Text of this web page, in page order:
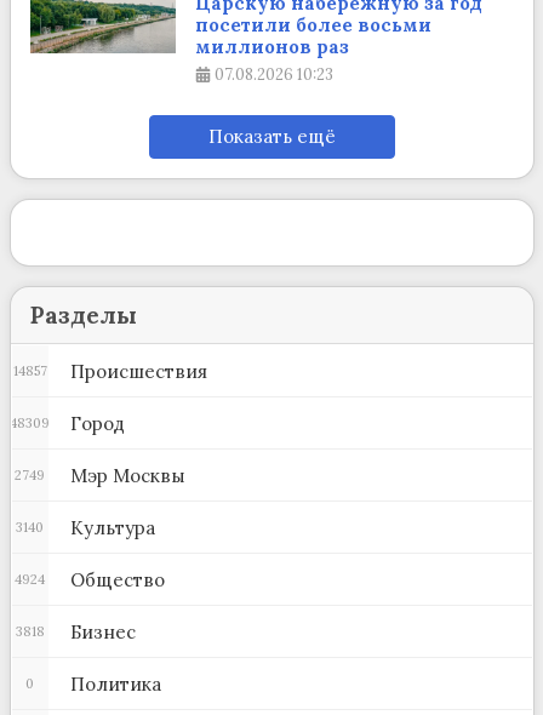
посетили более восьми
миллионов раз
07.08.2026 10:23
Показать ещё
Разделы
Происшествия
14857
Город
48309
Мэр Москвы
2749
Культура
3140
Общество
4924
Бизнес
3818
Политика
0